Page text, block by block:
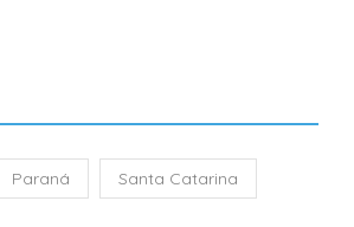
Paraná Santa Catarina